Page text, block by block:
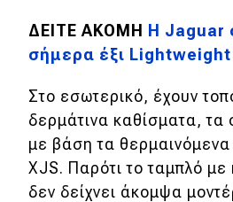
DRIVE Away
MOTO
Μεταχειρισμένο
Οδηγός αγοράς
ΔΕΙΤΕ ΑΚΟΜΗ
Η Jaguar
σήμερα έξι Lightweight
Στο εσωτερικό, έχουν
δερμάτινα καθίσματα, τα
με βάση τα
XJS. Παρότι το ταμπλό με
δεν δείχνει άκομψα